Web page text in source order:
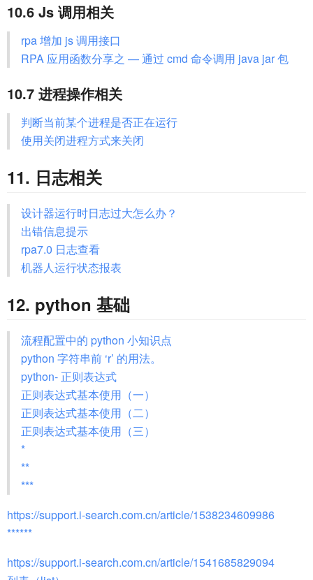
10.6 Js 调用相关
rpa 增加 js 调用接口
RPA 应用函数分享之 — 通过 cmd 命令调用 java jar 包
10.7 进程操作相关
判断当前某个进程是否正在运行
使用关闭进程方式来关闭
11. 日志相关
设计器运行时日志过大怎么办？
出错信息提示
rpa7.0 日志查看
机器人运行状态报表
12. python 基础
流程配置中的 python 小知识点
python 字符串前 ‘r’ 的用法。
python- 正则表达式
正则表达式基本使用（一）
正则表达式基本使用（二）
正则表达式基本使用（三）
*
**
***
https://support.i-search.com.cn/article/1538234609986
******
https://support.i-search.com.cn/article/1541685829094